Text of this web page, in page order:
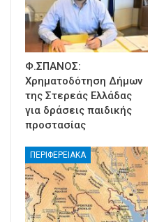
Φ.ΣΠΑΝΟΣ:
Χρηματοδότηση Δήμων
της Στερεάς Ελλάδας
για δράσεις παιδικής
προστασίας
ΠΕΡΙΦΕΡΕΙΑΚΑ